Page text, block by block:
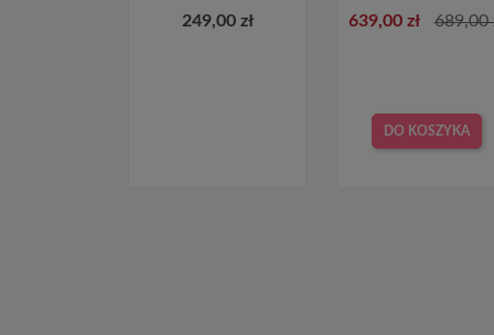
249,00 zł 639,00 zł 689,00
DO KOSZYKA